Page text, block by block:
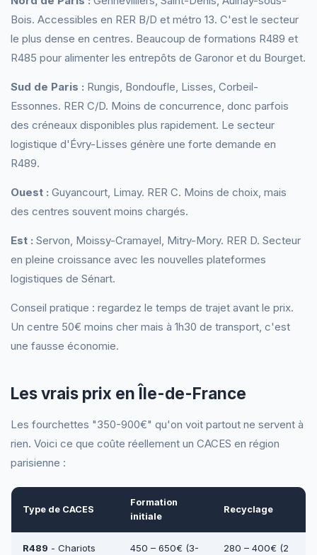
Bois. Accessibles en RER B/D et métro 13. C'est le secteur
le plus dense en centres. Beaucoup de formations R489 et
R485 pour alimenter les entrepôts de Garonor et du Bourget.
Sud de Paris : Rungis, Bondoufle, Lisses, Corbeil-
Essonnes. RER C/D. Moins de concurrence, donc parfois
des créneaux disponibles plus rapidement. Le secteur
logistique d'Évry-Lisses génère une forte demande en
R489.
Ouest : Guyancourt, Limay. RER C. Moins de choix, mais
des centres souvent moins chargés.
Est : Servon, Moissy-Cramayel, Mitry-Mory. RER D. Secteur
en pleine croissance avec les nouvelles plateformes
logistiques de Sénart.
Conseil pratique : regardez le temps de trajet avant le prix.
Un centre 50€ moins cher mais à 1h30 de transport, c'est
une fausse économie.
Les vrais prix en Île-de-France
Les fourchettes "350-900€" qu'on voit partout ne servent à
rien. Voici ce que coûte réellement un CACES en région
parisienne :
Type de CACES
Formation
initiale
Recyclage
R489 - Chariots
450 – 650€ (3-
280 – 400€ (2